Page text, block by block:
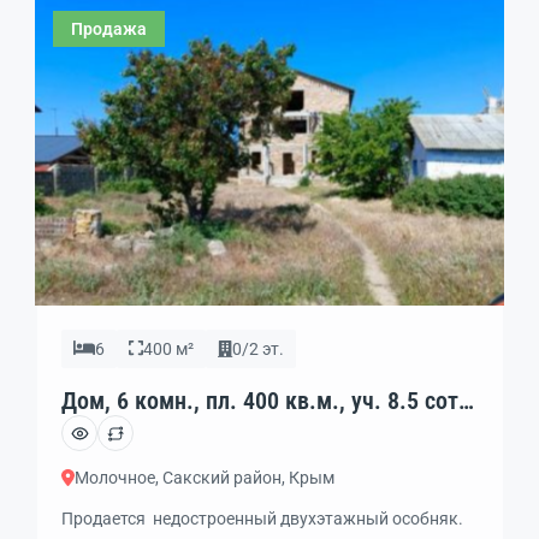
заявления на […]
Продажа
6 400 м² 0/2 эт.
Дом, 6 комн., пл. 400 кв.м., уч. 8.5 сот.,
код: 438653
Молочное, Сакский район, Крым
Продается недостроенный двухэтажный особняк.